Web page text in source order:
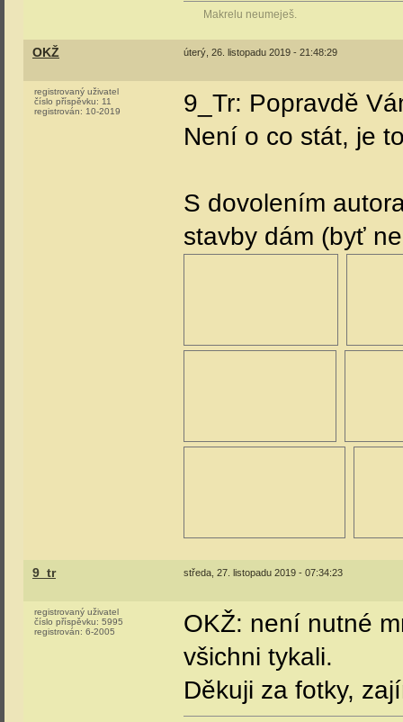
Makrelu neumeješ.
OKŽ úterý, 26. listopadu 2019 - 21:48:29
registrovaný uživatel
číslo příspěvku: 11
registrován: 10-2019
9_Tr: Popravdě
Není o co stát, je
S dovolením
stavby dám (byť
9_tr středa, 27. listopadu 2019 - 07:34:23
registrovaný uživatel
číslo příspěvku: 5995
registrován: 6-2005
OKŽ: není nutné
všichni tykali.
Děkuji za fotky,